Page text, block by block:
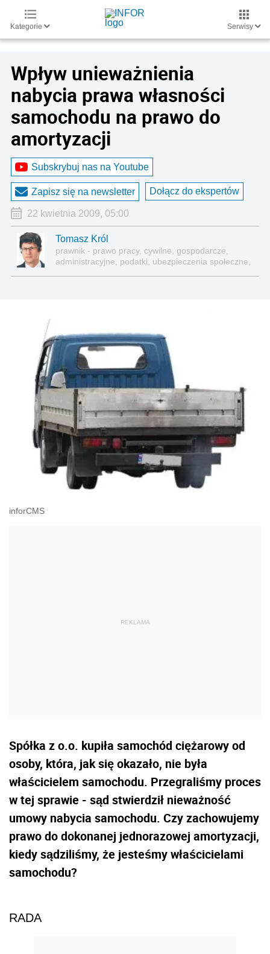
Kategorie Serwisy
Wpływ unieważnienia
nabycia prawa własności
samochodu na prawo do
amortyzacji
Subskrybuj nas na Youtube
Zapisz się na newsletter Dołącz do ekspertów
22 kwietnia 2009, 05:00
Tomasz Król
prawnik - prawo pracy, cywilne, gospodarcze,
administracyjne, podatki, ubezpieczenia społeczne,
inforCMS
Spółka z o.o. kupiła samochód ciężarowy od
osoby, która, jak się okazało, nie była
właścicielem samochodu. Przegraliśmy proces
w tej sprawie - sąd stwierdził nieważność
umowy nabycia samochodu. Czy zachowujemy
prawo do dokonanej jednorazowej amortyzacji,
kiedy sądziliśmy, że jesteśmy właścicielami
samochodu?
RADA